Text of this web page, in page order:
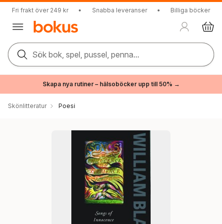
Fri frakt över 249 kr • Snabba leveranser • Billiga böcker
Sök bok, spel, pussel, penna...
Skapa nya rutiner – hälsoböcker upp till 50% →
Skönlitteratur Poesi